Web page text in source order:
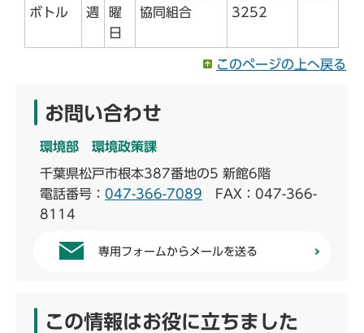
ボトル
週
曜
日
協同組合
3252
このページの上へ戻る
お問い合わせ
環境部 環境政策課
千葉県松戸市根本387番地の5 新館6階
電話番号： 047-366-7089 FAX：047-366-
8114
専用フォームからメールを送る
この情報はお役に立ちました